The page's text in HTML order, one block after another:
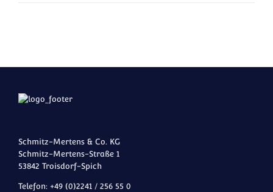
Schmitz-Mertens & Co. KG
Schmitz-Mertens-Straße 1
53842 Troisdorf-Spich
Telefon: +49 (0)2241 / 256 55 0